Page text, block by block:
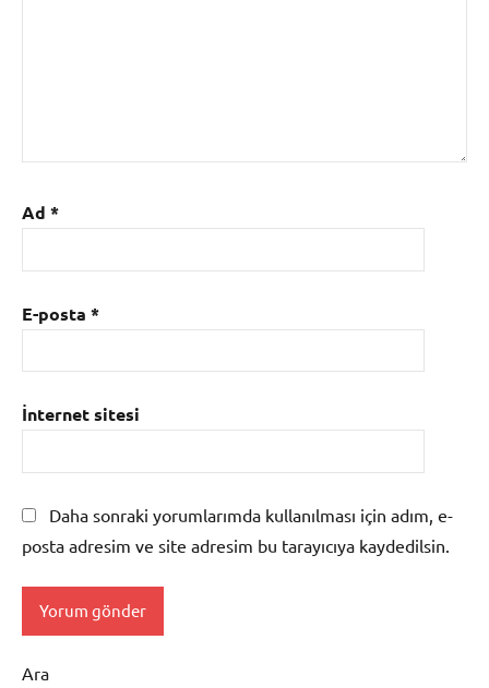
Ad *
E-posta *
İnternet sitesi
Daha sonraki yorumlarımda kullanılması için adım, e-
posta adresim ve site adresim bu tarayıcıya kaydedilsin.
Ara